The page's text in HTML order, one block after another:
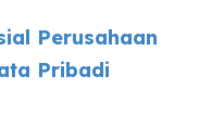
Perusahaan
Pribadi